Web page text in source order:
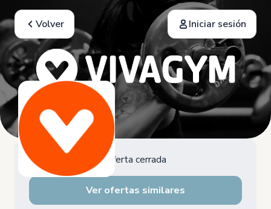
Volver Iniciar sesión
Oferta cerrada
Ver ofertas similares